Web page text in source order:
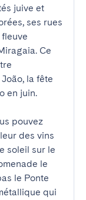
juive et
ses rues
Ce
la fête
en juin.
pouvez
des vins
soleil sur le
le
le Ponte
qui